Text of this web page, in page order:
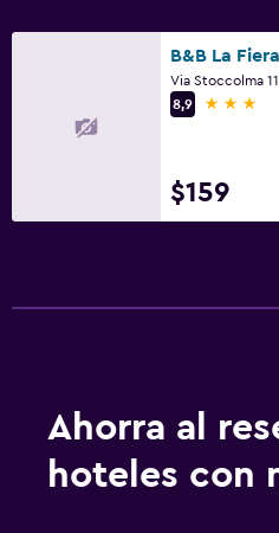
B&B La
8,9
3 estrellas
$159
Ahorra al
hoteles con